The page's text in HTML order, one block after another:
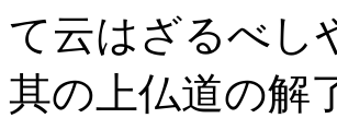
て云はざるべし
其の上仏道の解